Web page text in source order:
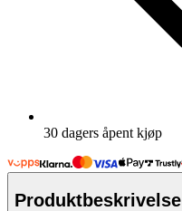
30 dagers åpent kjøp
Produktbeskrivelse